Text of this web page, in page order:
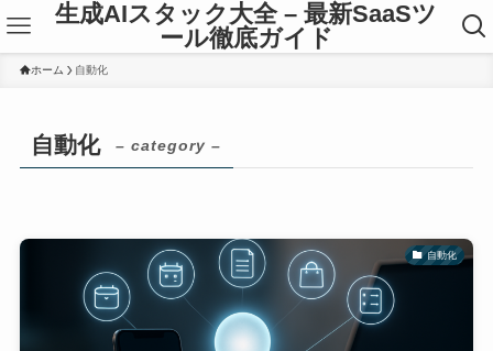
生成AIスタック大全 – 最新SaaSツ
ール徹底ガイド
ホーム 自動化
自動化 – category –
自動化